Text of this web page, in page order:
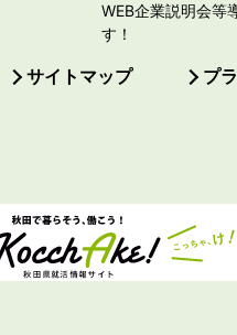
WEB企業説明会等
す！
サイトマップ プ